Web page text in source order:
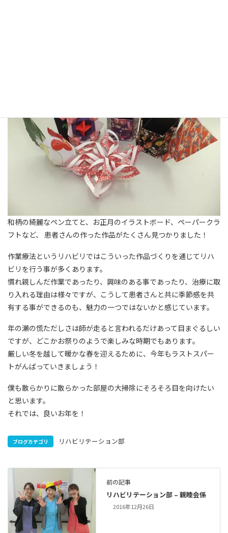
和柄の綺麗なペン立てと、お正月のイラストボード、ペーパークラ
フトなど、 患者さんの作った作品がたくさん見つかりました！
作業療法というリハビリではこういった作品づくりを通じてリハ
ビリを行う事が多くあります。
慣れ親しんだ作業であったり、興味のある事であったり、治療に取
り入れる理由は様々ですが、こうして患者さんと共に季節感を共
有する事ができるのも、魅力の一つではないかと感じています。
年の瀬の慌ただしさは師が走ると言われるだけあって目まぐるしい
ですが、どこかお祭りのようで楽しみな時期でもあります。
厳しい冬を越して暖かな春を迎えるために、今年もラストスパー
トがんばっていきましょう！
僕も散らかりに散らかった部屋の大掃除にそろそろ目を向けたい
と思います。
それでは、良いお年を！
ブログカテゴリ リハビリテーション部
前の記事
リハビリテーション部 – 親睦会係
2016年12月26日